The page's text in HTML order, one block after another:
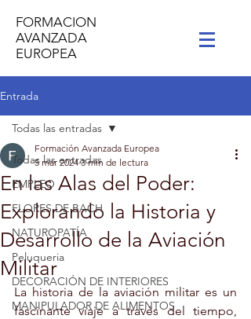
FORMACION
AVANZADA
EUROPEA
Entrada
Todas las entradas
EMPLEO
FLORES DE BACH
NATUROPATÍA
Peluqueria
DECORACIÓN DE INTERIORES
MANIPULADOR DE ALIMENTOS
Todas las entradas
En las Alas del Poder:
Explorando la Historia y
Desarrollo de la Aviación
Militar
Formación Avanzada Europea
5 mar 2024 3 min de lectura
La historia de la aviación militar es un
fascinante viaje a través del tiempo,